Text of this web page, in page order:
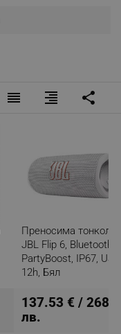
reorder format_align_right share
Преносима
JBL Flip 6, Bluetooth,
PartyBoost, IP67,
12h, Бял
137.53 € /
лв.